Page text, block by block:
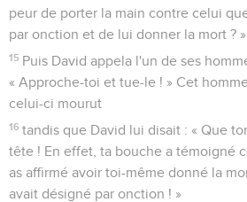
peur de porter la main contre celui
par onction et de lui donner la mort ? »
15 Puis David appela l'un de ses
« Approche-toi et tue-le ! » Cet
celui-ci mourut
16 tandis que David lui disait : « Que
tête ! En effet, ta bouche a témoigné
as affirmé avoir toi-même donné la
avait désigné par onction ! »